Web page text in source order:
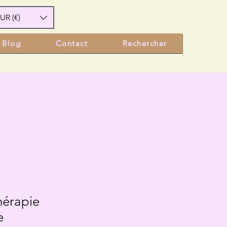
(€)
Blog Contact Rechercher